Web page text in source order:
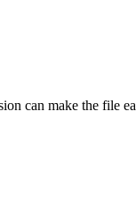
can make the file